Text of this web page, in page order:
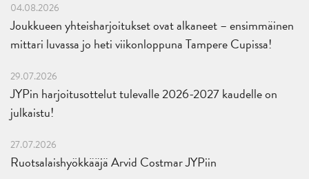
04.08.2026
Joukkueen yhteisharjoitukset ovat alkaneet – ensimmäinen
mittari luvassa jo heti viikonloppuna Tampere Cupissa!
29.07.2026
JYPin harjoitusottelut tulevalle 2026-2027 kaudelle on
julkaistu!
27.07.2026
Ruotsalaishyökkääjä Arvid Costmar JYPiin